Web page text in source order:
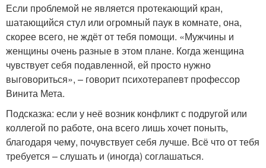
Если проблемой не является протекающий кран,
шатающийся стул или огромный паук в комнате, она,
скорее всего, не ждёт от тебя помощи. «Мужчины и
женщины очень разные в этом плане. Когда женщина
чувствует себя подавленной, ей просто нужно
выговориться», – говорит психотерапевт профессор
Винита Мета.
Подсказка: если у неё возник конфликт с подругой или
коллегой по работе, она всего лишь хочет поныть,
благодаря чему, почувствует себя лучше. Всё что от тебя
требуется – слушать и (иногда) соглашаться.